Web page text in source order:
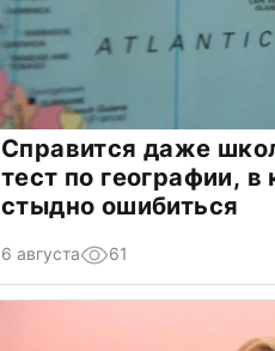
Справится даже
тест по географии, в
стыдно ошибиться
6 августа 61